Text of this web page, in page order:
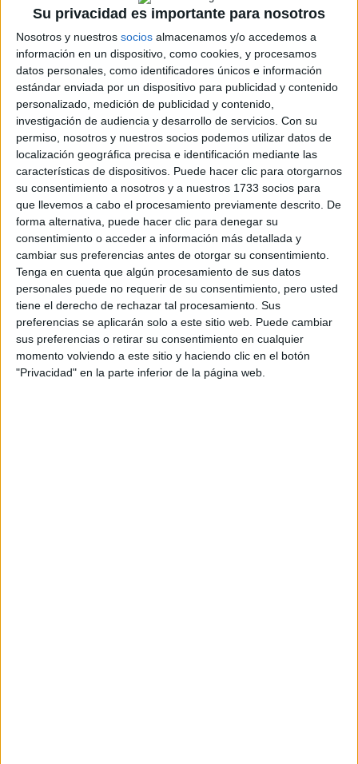
Su privacidad es importante para nosotros
Nosotros y nuestros socios almacenamos y/o accedemos a
información en un dispositivo, como cookies, y procesamos
datos personales, como identificadores únicos e información
estándar enviada por un dispositivo para publicidad y contenido
personalizado, medición de publicidad y contenido,
investigación de audiencia y desarrollo de servicios. Con su
permiso, nosotros y nuestros socios podemos utilizar datos de
localización geográfica precisa e identificación mediante las
características de dispositivos. Puede hacer clic para otorgarnos
su consentimiento a nosotros y a nuestros 1733 socios para
que llevemos a cabo el procesamiento previamente descrito. De
forma alternativa, puede hacer clic para denegar su
consentimiento o acceder a información más detallada y
cambiar sus preferencias antes de otorgar su consentimiento.
Tenga en cuenta que algún procesamiento de sus datos
personales puede no requerir de su consentimiento, pero usted
tiene el derecho de rechazar tal procesamiento. Sus
preferencias se aplicarán solo a este sitio web. Puede cambiar
sus preferencias o retirar su consentimiento en cualquier
momento volviendo a este sitio y haciendo clic en el botón
"Privacidad" en la parte inferior de la página web.
Rallyes
WRC
S-CER
ERC
CERA
CERT
Internacionales
Campeonatos Autonómicos
Históricos
Dakar
RallyCross
Circuitos
F1
Fórmula E
F2 / F3 / F4
Resistencia
Indycar
Otros